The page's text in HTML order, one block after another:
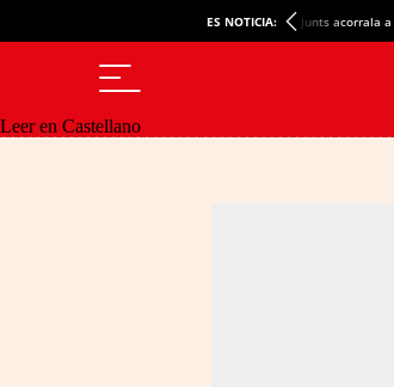
ES NOTICIA: Junts acorrala
Leer en Castellano